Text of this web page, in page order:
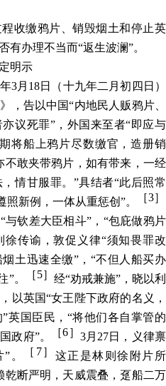
收缴鸦片、销毁烟土和停止英
有办理不当而“返生波澜”。
明示
3月18日（十九年二月初四日）
，告以中国“内地民人贩鸦片、
议死罪”，外国来至者“即应与
将船上鸦片尽数缴官，造册销
不敢夹带鸦片，如有带来，一经
情甘服罪。”具结者“此后照常
照新例，一体从重惩创 ”。
［3］
与钦差大臣相斗”，“包庇做鸦片
徐传谕，敦促义律“须知畏罪改
土迅速全缴”，“不但人船买办
”。 ［5］ 经“劝戒兼施”，晓以利
以英国“女王陛下政府的名义，
英国臣民，“将他们各自掌管的
政府”。 ［6］ 3月27日，义律禀
”。 ［7］ 这正是林则徐附片所
乾断严明，天威震叠，趸船二万